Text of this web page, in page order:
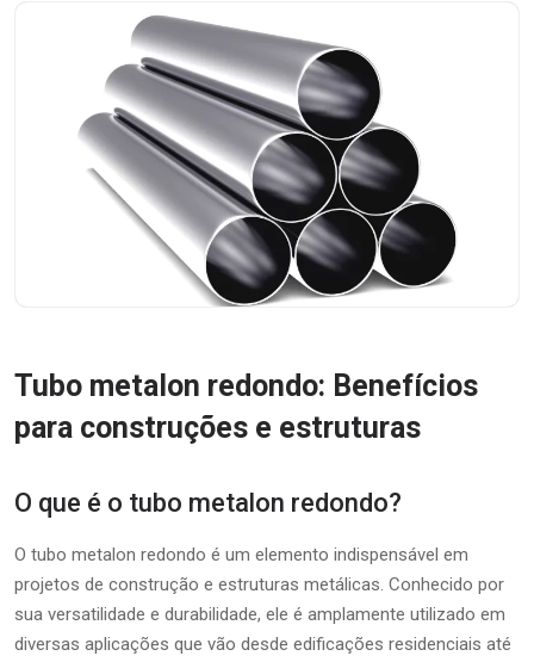
Tubo metalon redondo: Benefícios
para construções e estruturas
O que é o tubo metalon redondo?
O tubo metalon redondo é um elemento indispensável em
projetos de construção e estruturas metálicas. Conhecido por
sua versatilidade e durabilidade, ele é amplamente utilizado em
diversas aplicações que vão desde edificações residenciais até